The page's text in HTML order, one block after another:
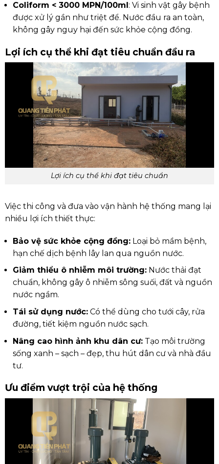
Coliform < 3000 MPN/100ml: Vi sinh vật gây bệnh
được xử lý gần như triệt để. Nước đầu ra an toàn,
không gây nguy hại đến sức khỏe cộng đồng.
Lợi ích cụ thể khi đạt tiêu chuẩn đầu ra
Lợi ích cụ thể khi đạt tiêu chuẩn
Việc thi công và đưa vào vận hành hệ thống mang lại
nhiều lợi ích thiết thực:
Bảo vệ sức khỏe cộng đồng:Loại bỏ mầm bệnh,
hạn chế dịch bệnh lây lan qua nguồn nước.
Giảm thiểu ô nhiễm môi trường:Nước thải đạt
chuẩn, không gây ô nhiễm sông suối, đất và nguồn
nước ngầm.
Tái sử dụng nước:Có thể dùng cho tưới cây, rửa
đường, tiết kiệm nguồn nước sạch.
Nâng cao hình ảnh khu dân cư:Tạo môi trường
sống xanh – sạch – đẹp, thu hút dân cư và nhà đầu
tư.
Ưu điểm vượt trội của hệ thống